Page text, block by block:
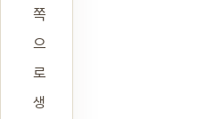
쪽
으
로
생